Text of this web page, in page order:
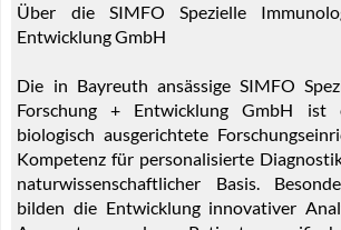
Über die SIMFO Spezielle
Entwicklung GmbH
Die in Bayreuth ansässige SIMFO
Forschung + Entwicklung GmbH ist
biologisch ausgerichtete
Kompetenz für personalisierte
naturwissenschaftlicher Basis.
bilden die Entwicklung innovativer